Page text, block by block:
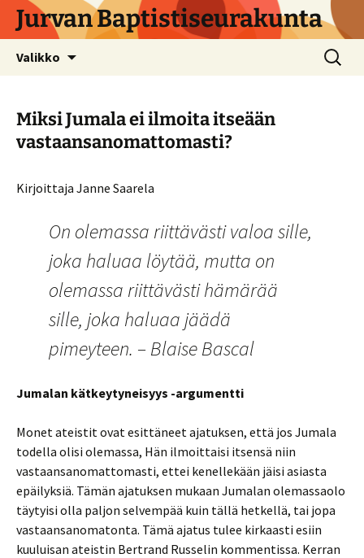
Siirry
sisältöön
Jurvan Baptistiseurakunta
Valikko Haku:
Miksi Jumala ei ilmoita itseään
vastaansanomattomasti?
Kirjoittaja Janne Saarela
On olemassa riittävästi valoa sille,
joka haluaa löytää, mutta on
olemassa riittävästi hämärää
sille, joka haluaa jäädä
pimeyteen. – Blaise Bascal
Jumalan kätkeytyneisyys -argumentti
Monet ateistit ovat esittäneet ajatuksen, että jos Jumala
todella olisi olemassa, Hän ilmoittaisi itsensä niin
vastaansanomattomasti, ettei kenellekään jäisi asiasta
epäilyksiä. Tämän ajatuksen mukaan Jumalan olemassaolo
täytyisi olla paljon selvempää kuin tällä hetkellä, tai jopa
vastaansanomatonta. Tämä ajatus tulee kirkaasti esiin
kuuluisan ateistin Bertrand Russelin kommentissa. Kerran